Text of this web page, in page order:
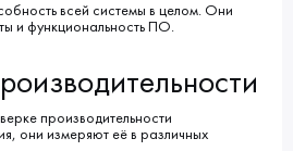
всей системы в целом. Они
и функциональность ПО.
производительности
они измеряют её в различных